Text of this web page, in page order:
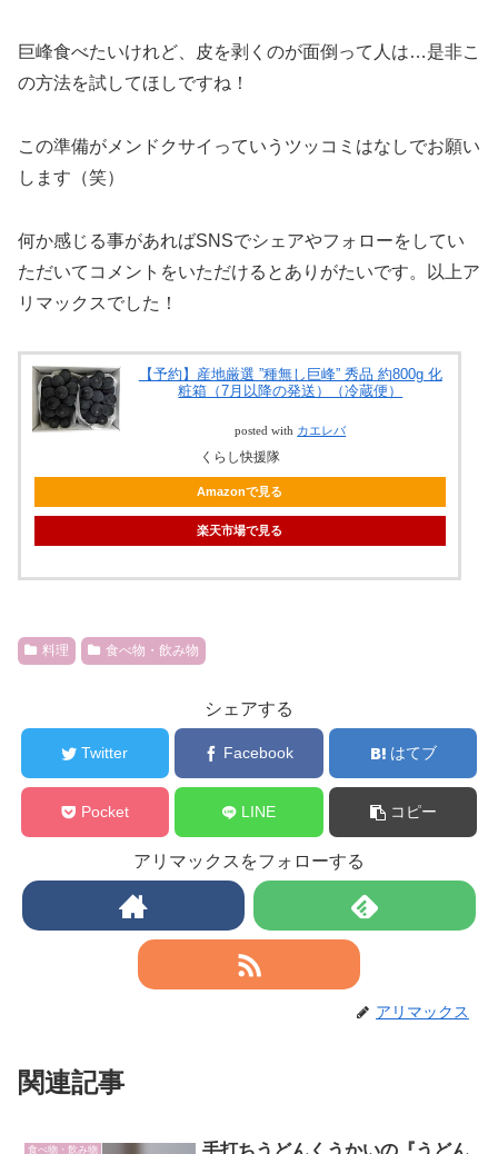
巨峰食べたいけれど、皮を剥くのが面倒って人は…是非こ
の方法を試してほしですね！
この準備がメンドクサイっていうツッコミはなしでお願い
します（笑）
何か感じる事があればSNSでシェアやフォローをしてい
ただいてコメントをいただけるとありがたいです。以上ア
リマックスでした！
【予約】産地厳選 ”種無し巨峰” 秀品 約800g 化
粧箱（7月以降の発送）（冷蔵便）
posted with カエレバ
くらし快援隊
Amazonで見る
楽天市場で見る
料理 食べ物・飲み物
シェアする
Twitter Facebook はてブ
Pocket LINE コピー
アリマックスをフォローする
アリマックス
関連記事
食べ物・飲み物